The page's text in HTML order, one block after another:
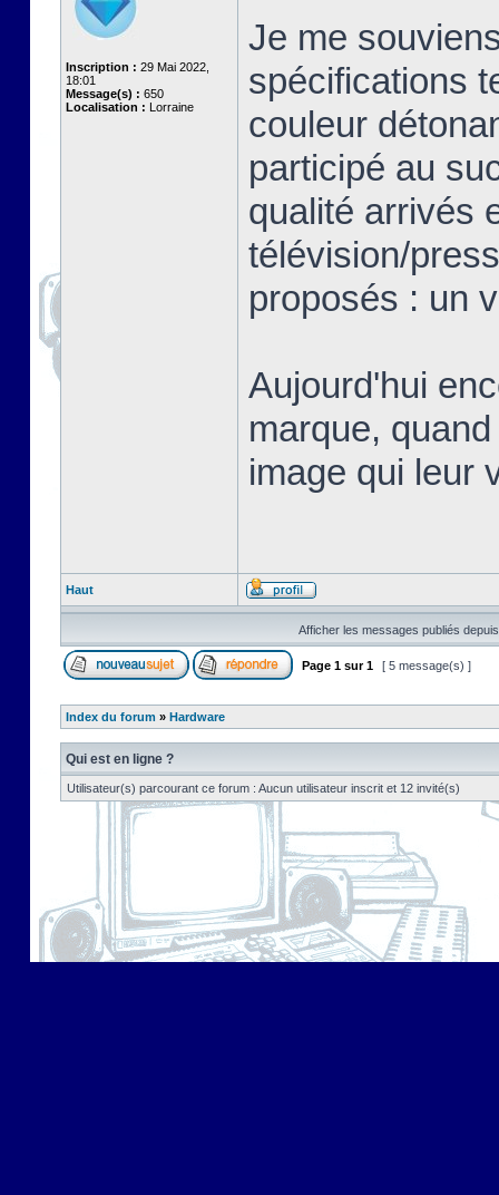
Inscription : 29 Mai 2022,
18:01
Message(s) : 650
Localisation : Lorraine
Je me
spécifications
couleur
participé au
qualité arrivés
télévision/
proposés : un
Aujourd'hui
marque,
image qui leur
Haut
Afficher les messages publiés
Page 1 sur1 [ 5 message(s) ]
Index du forum » Hardware
Qui est en ligne ?
Utilisateur(s) parcourant ce forum : Aucun utilisateur inscrit et 12 invité(s)